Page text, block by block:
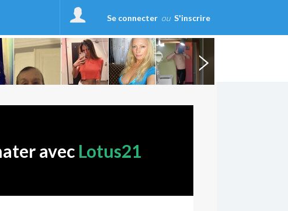
Se connecter ou S'inscrire
avec Lotus21